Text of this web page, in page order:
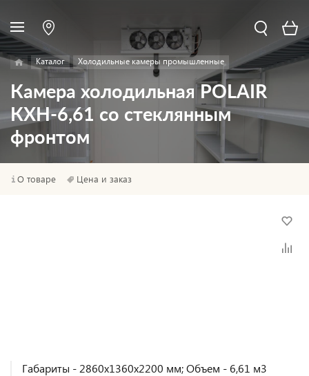
Каталог Холодильные камеры промышленные
Камера холодильная POLAIR
КХН-6,61 со стеклянным
фронтом
О товаре Цена и заказ
Габариты - 2860х1360х2200 мм; Объем - 6,61 м3